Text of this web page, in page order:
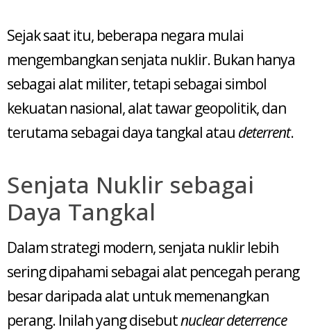
Sejak saat itu, beberapa negara mulai
mengembangkan senjata nuklir. Bukan hanya
sebagai alat militer, tetapi sebagai simbol
kekuatan nasional, alat tawar geopolitik, dan
terutama sebagai daya tangkal atau deterrent.
Senjata Nuklir sebagai
Daya Tangkal
Dalam strategi modern, senjata nuklir lebih
sering dipahami sebagai alat pencegah perang
besar daripada alat untuk memenangkan
perang. Inilah yang disebutnuclear deterrence